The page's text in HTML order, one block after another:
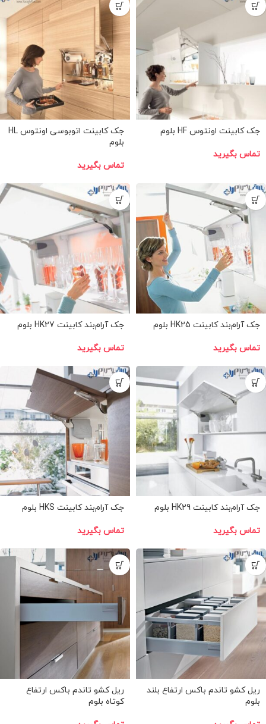
جک کابینت اونتوس HF بلوم
تماس بگیرید
جک کابینت اتوبوسی اونتوس HL
بلوم
تماس بگیرید
جک آرام‌بند کابینت HK25 بلوم
تماس بگیرید
جک آرام‌بند کابینت HK27 بلوم
تماس بگیرید
جک آرام‌بند کابینت HK29 بلوم
تماس بگیرید
جک آرام‌بند کابینت HKS بلوم
تماس بگیرید
ریل کشو تاندم باکس ارتفاع بلند
بلوم
ریل کشو تاندم باکس ارتفاع
کوتاه بلوم